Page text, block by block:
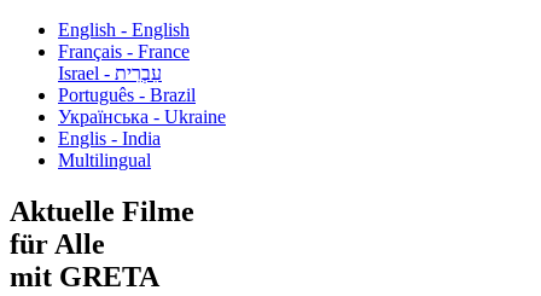
English - English
Français - France
עִבְרִית - Israel
Português - Brazil
Українська - Ukraine
Englis - India
Multilingual
Aktuelle Filme
für Alle
mit GRETA